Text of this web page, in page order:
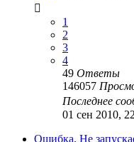
1
2
3
4
49 Ответы
146057
Последнее
01 сен 2010,
Ошибка. Не